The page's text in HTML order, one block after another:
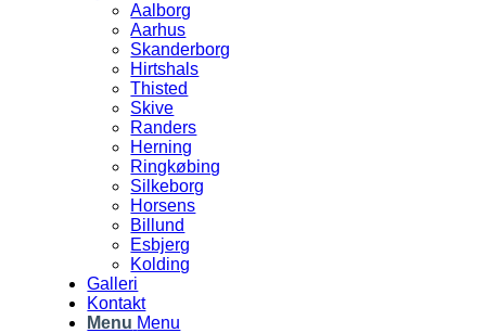
Aalborg
Aarhus
Skanderborg
Hirtshals
Thisted
Skive
Randers
Herning
Ringkøbing
Silkeborg
Horsens
Billund
Esbjerg
Kolding
Galleri
Kontakt
Menu Menu